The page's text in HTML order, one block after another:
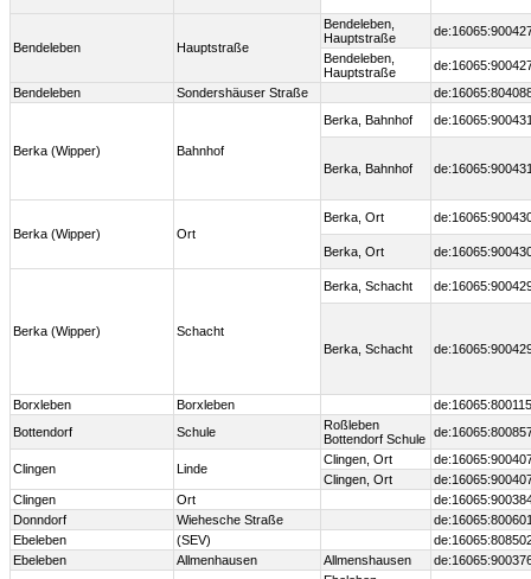
Bendeleben Hauptstraße
Bendeleben,
Hauptstraße
Bendeleben,
Hauptstraße
Bendeleben
Sondershäuser Straße
Berka (Wipper) Bahnhof
Berka, Bahnhof
Berka, Bahnhof
Berka (Wipper) Ort
Berka, Ort
Berka, Ort
Berka (Wipper) Schacht
Berka, Schacht
Berka, Schacht
Borxleben Borxleben
de:16065:800115
Bottendorf
Schule
Roßleben
Bottendorf Schule
Clingen Linde
Clingen, Ort
Clingen, Ort
Clingen
Ort
Donndorf
Wiehesche Straße
Ebeleben
(SEV)
Ebeleben
Allmenhausen Allmenshausen